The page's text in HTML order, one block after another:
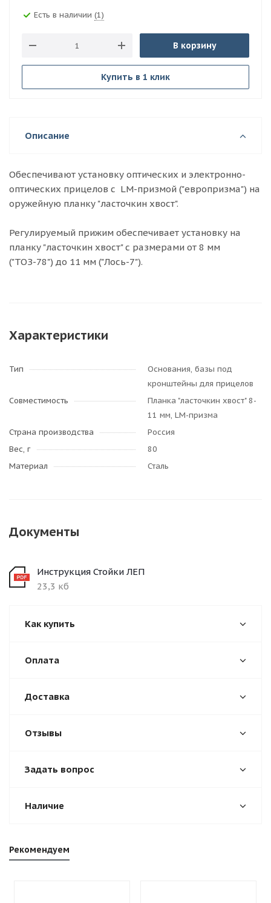
Есть в наличии (1)
В корзину
Купить в 1 клик
Описание
Обеспечивают установку оптических и электронно-
оптических прицелов с LM-призмой ("европризма") на
оружейную планку "ласточкин хвост".
Регулируемый прижим обеспечивает установку на
планку "ласточкин хвост" с размерами от 8 мм
("ТОЗ-78") до 11 мм ("Лось-7").
Характеристики
Тип
Основания, базы под
кронштейны для прицелов
Совместимость
Планка "ласточкин хвост" 8-
11 мм, LM-призма
Страна производства
Россия
Вес, г
80
Материал
Сталь
Документы
Инструкция Стойки ЛЕП
23,3 кб
Как купить
Оплата
Доставка
Отзывы
Задать вопрос
Наличие
Рекомендуем